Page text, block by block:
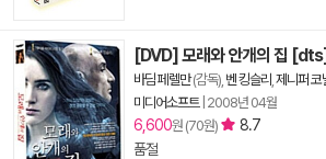
[DVD] 모래와 안개의 집
바딤 페렐만(감독), 벤 킹슬리 제니퍼 코
미디어소프트| 2008년 04월
6,600원 (70원)
8.7
품절